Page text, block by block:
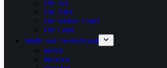
Die Isar
Die Aller
Die Weisse Elster
Die Lahn
Städte von Deutschland
Berlin
Bremen